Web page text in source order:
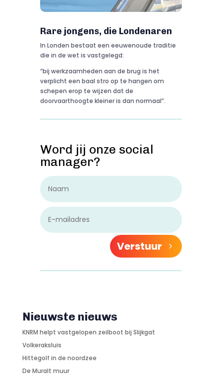
Rare jongens, die Londenaren
In Londen bestaat een eeuwenoude traditie
die in de wet is vastgelegd:
“bij werkzaamheden aan de brug is het
verplicht een baal stro op te hangen om
schepen erop te wijzen dat de
doorvaarthoogte kleiner is dan normaal”.
Word jij onze social
manager?
Verstuur
Nieuwste nieuws
KNRM helpt vastgelopen zeilboot bij Slijkgat
Volkeraksluis
Hittegolf in de noordzee
De Muralt muur